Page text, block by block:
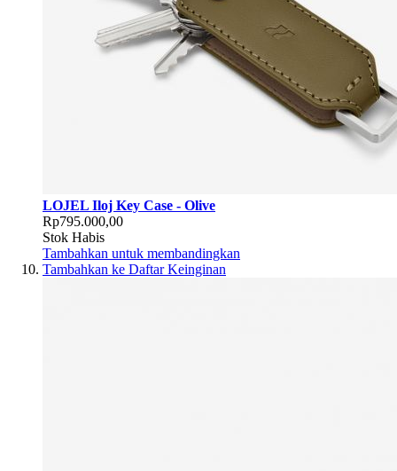
LOJEL Iloj Key Case - Olive
Rp795.000,00
Stok Habis
Tambahkan untuk membandingkan
Tambahkan ke Daftar Keinginan